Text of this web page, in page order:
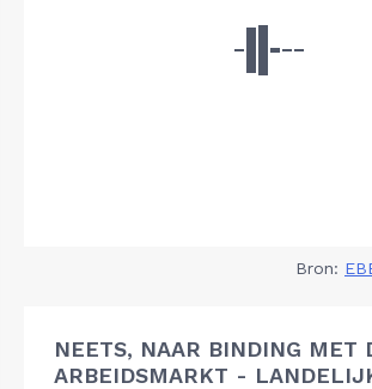
Bron:
NEETS, NAAR BINDING MET
ARBEIDSMARKT -